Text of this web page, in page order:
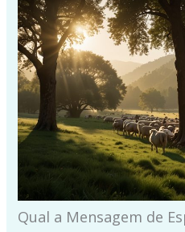
Qual a Mensagem de